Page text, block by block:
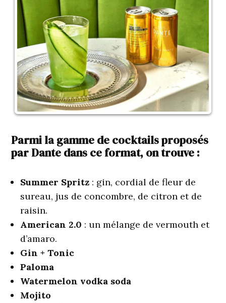
Parmi la gamme de cocktails proposés
par Dante dans ce format, on trouve :
Summer Spritz : gin, cordial de fleur de
sureau, jus de concombre, de citron et de
raisin.
American 2.0 : un mélange de vermouth et
d’amaro.
Gin + Tonic
Paloma
Watermelon vodka soda
Mojito